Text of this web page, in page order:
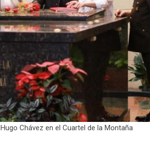
Chávez en el Cuartel de la Montaña